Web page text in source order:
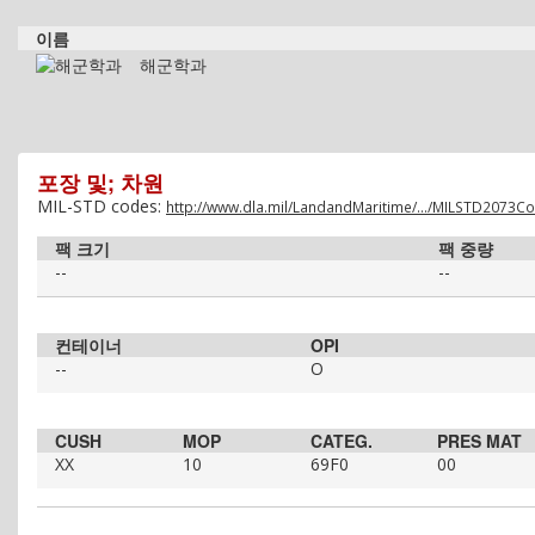
이름
해군학과
포장 및; 차원
MIL-STD codes: http://www.dla.mil/LandandMaritime/.../
팩 크기 팩 중량
-- --
컨테이너 OPI
-- O
CUSH MOP CATEG. PRES MAT
XX 10 69F0 00